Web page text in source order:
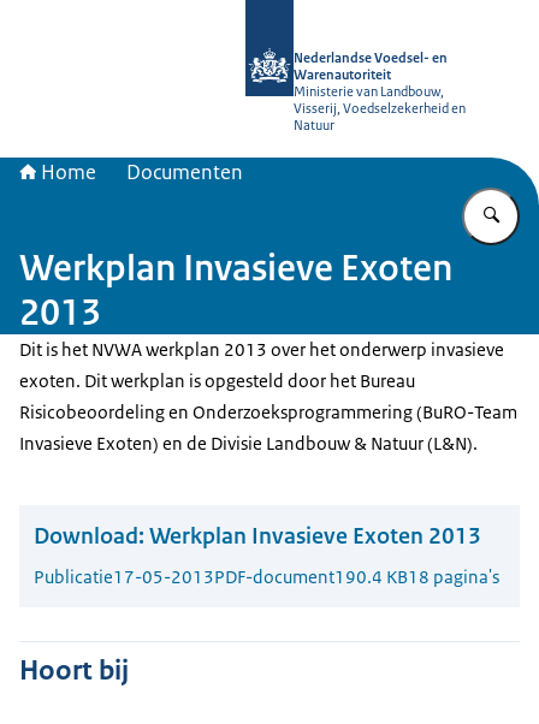
Nederlandse Voedsel- en
Warenautoriteit
Ministerie van Landbouw,
Visserij, Voedselzekerheid en
Natuur
Home Documenten
Werkplan Invasieve Exoten
2013
Dit is het NVWA werkplan 2013 over het onderwerp invasieve
exoten. Dit werkplan is opgesteld door het Bureau
Risicobeoordeling en Onderzoeksprogrammering (BuRO-Team
Invasieve Exoten) en de Divisie Landbouw & Natuur (L&N).
Download: Werkplan Invasieve Exoten 2013
Publicatie17-05-2013PDF-document190.4 KB18 pagina's
Hoort bij